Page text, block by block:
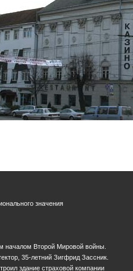
значения
началом Второй Мировой войны.
35-летний Зигфрид Зассник.
здание страховой компании